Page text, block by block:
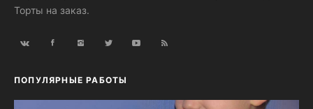
Торты на заказ.
ПОПУЛЯРНЫЕ РАБОТЫ